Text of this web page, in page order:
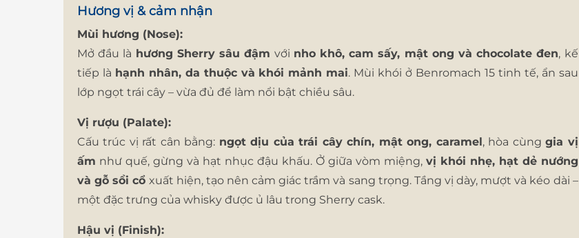
Hương vị & cảm nhận
Mùi hương (Nose):
Mở đầu là hương Sherry sâu đậm với nho khô, cam sấy, mật ong và chocolate đen, kế
tiếp là hạnh nhân, da thuộc và khói mảnh mai. Mùi khói ở Benromach 15 tinh tế, ẩn sau
lớp ngọt trái cây – vừa đủ để làm nổi bật chiều sâu.
Vị rượu (Palate):
Cấu trúc vị rất cân bằng: ngọt dịu của trái cây chín, mật ong, caramel, hòa cùnggia vị
ấm như quế, gừng và hạt nhục đậu khấu. Ở giữa vòm miệng, vị khói nhẹ, hạt dẻ nướng
và gỗ sồi cổ xuất hiện, tạo nên cảm giác trầm và sang trọng. Tầng vị dày, mượt và kéo dài –
một đặc trưng của whisky được ủ lâu trong Sherry cask.
Hậu vị (Finish):